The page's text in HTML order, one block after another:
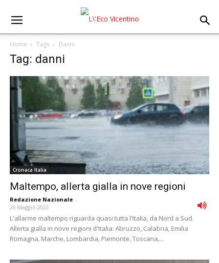
Home Tags Danni
Tag: danni
Cronaca Italia
Maltempo, allerta gialla in nove regioni
Redazione Nazionale -
29 Maggio 2022
L'allarme maltempo riguarda quasi tutta l'Italia, da Nord a Sud.
Allerta gialla in nove regioni d'Italia: Abruzzo, Calabria, Emilia
Romagna, Marche, Lombardia, Piemonte, Toscana,...